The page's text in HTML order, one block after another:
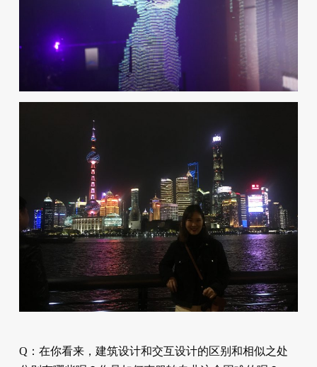
Q：在你看来，建筑设计和交互设计的区别和相似之处